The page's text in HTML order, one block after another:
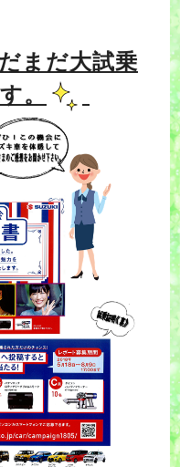
まだ大試乗
。